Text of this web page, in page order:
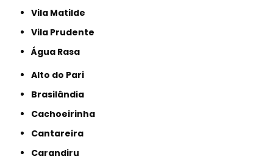
Vila Matilde
Vila Prudente
Água Rasa
Alto do Pari
Brasilândia
Cachoeirinha
Cantareira
Carandiru